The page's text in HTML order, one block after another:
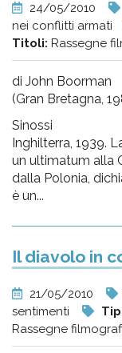
24/05/2010
nei conflitti armati
Titoli: Rassegne
di John Boorman
(Gran Bretagna,
Sinossi
Inghilterra, 1939.
un ultimatum alla
dalla Polonia,
è un...
Il diavolo in
21/05/2010
sentimenti
Rassegne